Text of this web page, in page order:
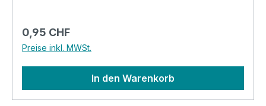
Regulärer Preis:
0,95 CHF
Preise inkl. MWSt.
In den Warenkorb